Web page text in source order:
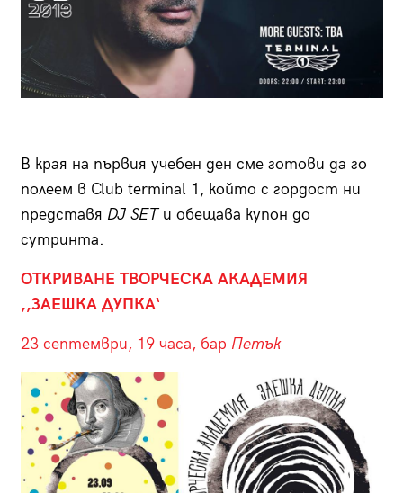
В края на първия учебен ден сме готови да го
полеем в Club terminal 1, който с гордост ни
представя DJ SETи обещава купон до
сутринта.
ОТКРИВАНЕ ТВОРЧЕСКА АКАДЕМИЯ
,,ЗАЕШКА ДУПКА‘
23 септември, 19 часа, бар Петък